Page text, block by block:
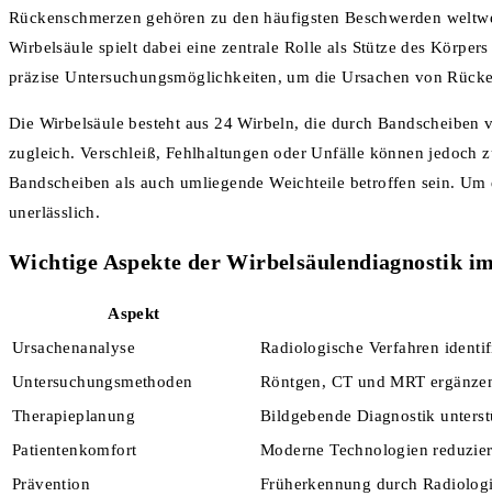
Rückenschmerzen gehören zu den häufigsten Beschwerden
Wirbelsäule spielt dabei eine zentrale Rolle als Stütze des
präzise Untersuchungsmöglichkeiten, um die Ursachen von
Die Wirbelsäule besteht aus 24 Wirbeln, die durch
zugleich. Verschleiß, Fehlhaltungen oder Unfälle können jedoch
Bandscheiben als auch umliegende Weichteile betroffen sein.
unerlässlich.
Wichtige Aspekte der Wirbelsäulendiagnostik
Aspekt
Ursachenanalyse
Radiologische Verfahren
Untersuchungsmethoden
Röntgen, CT und MRT
Therapieplanung
Bildgebende Diagnostik
Patientenkomfort
Moderne Technologien
Prävention
Früherkennung durch